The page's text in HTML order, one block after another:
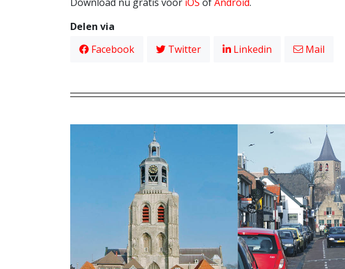
Delen via
Facebook
Twitter Linkedin Mail